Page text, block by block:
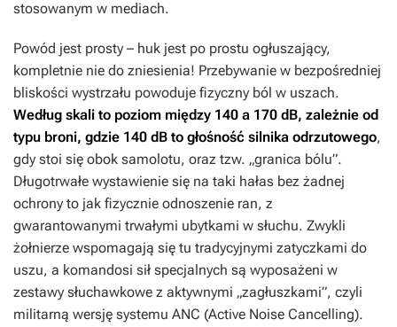
stosowanym w mediach.
Powód jest prosty – huk jest po prostu ogłuszający,
kompletnie nie do zniesienia! Przebywanie w bezpośredniej
bliskości wystrzału powoduje fizyczny ból w uszach.
Według skali to poziom między 140 a 170 dB, zależnie od
typu broni, gdzie 140 dB to głośność silnika odrzutowego,
gdy stoi się obok samolotu, oraz tzw. „granica bólu”.
Długotrwałe wystawienie się na taki hałas bez żadnej
ochrony to jak fizycznie odnoszenie ran, z
gwarantowanymi trwałymi ubytkami w słuchu. Zwykli
żołnierze wspomagają się tu tradycyjnymi zatyczkami do
uszu, a komandosi sił specjalnych są wyposażeni w
zestawy słuchawkowe z aktywnymi „zagłuszkami”, czyli
militarną wersję systemu ANC (Active Noise Cancelling).